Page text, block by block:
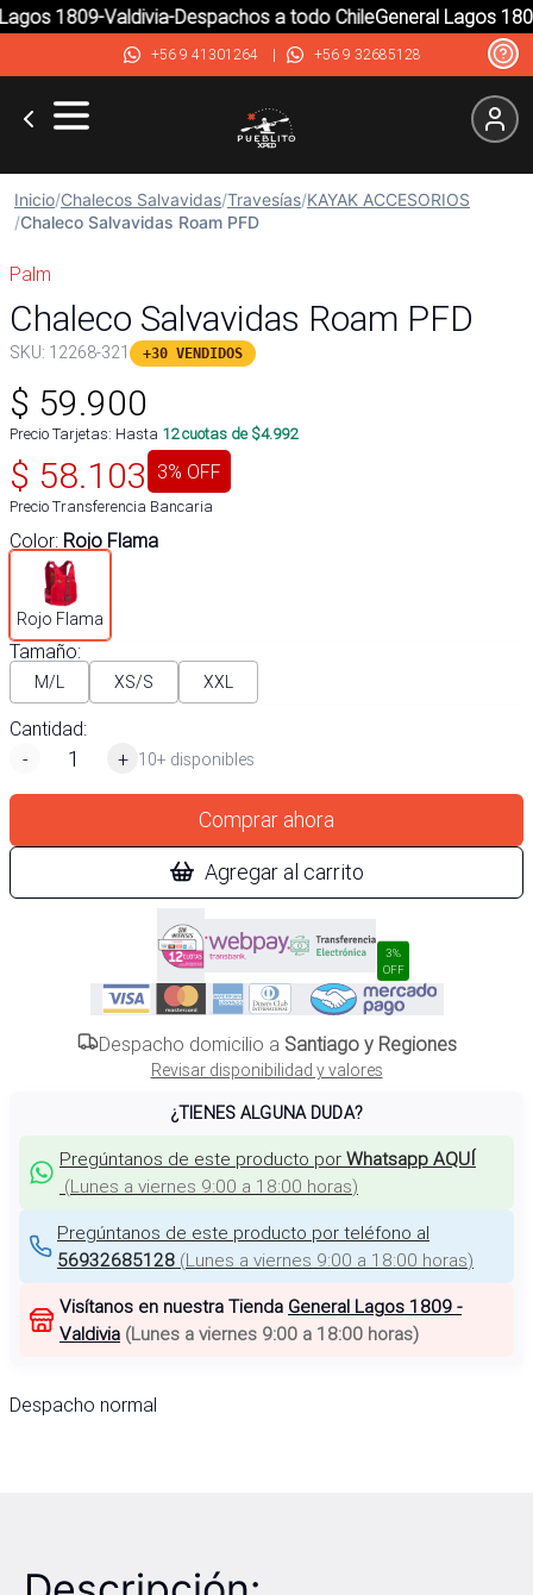
1809-Valdivia-Despachos a todo ChileGeneral Lagos
+56 9 41301264| +56 9 32685128
Inicio/Chalecos Salvavidas/Travesías/KAYAK ACCESORIOS
/Chaleco Salvavidas Roam PFD
Palm
Chaleco Salvavidas Roam PFD
SKU: 12268-321 +30 VENDIDOS
$ 59.900
Precio Tarjetas: Hasta 12cuotas de $4.992
$ 58.103 3% OFF
Precio Transferencia Bancaria
Color: Rojo Flama
Rojo Flama
Tamaño:
M/L XS/S XXL
Cantidad:
-
+ 10+ disponibles
Comprar ahora
Agregar al carrito
3%
OFF
Despacho domicilio a Santiago y Regiones
Revisar disponibilidad y valores
¿TIENES ALGUNA DUDA?
Pregúntanos de este producto por Whatsapp AQUÍ
(Lunes a viernes 9:00 a 18:00 horas)
Pregúntanos de este producto por teléfono al
56932685128 (Lunes a viernes 9:00 a 18:00 horas)
Visítanos en nuestra Tienda General Lagos 1809 -
Valdivia (Lunes a viernes 9:00 a 18:00 horas)
Despacho normal